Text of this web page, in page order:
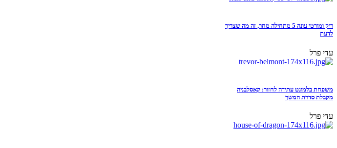
ריק ומורטי עונה 5 מתחילה מחר, זה מה שצריך
לדעת
עדי פרל
משפחת בלמונט עתידה לחזור: קאסלבניה
מקבלת סדרת המשך
עדי פרל